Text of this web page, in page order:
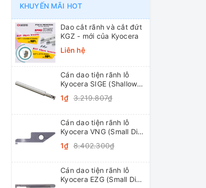
KHUYẾN MÃI HOT
Dao cắt rãnh và cắt đứt
KGZ - mới của Kyocera
Liên hệ
Cán dao tiện rãnh lỗ
Kyocera SIGE (Shallow
1₫ 3.219.807₫
Cán dao tiện rãnh lỗ
Kyocera VNG (Small Dia.
System Tip-Bars)
1₫ 8.402.300₫
Cán dao tiện rãnh lỗ
Kyocera EZG (Small Dia.